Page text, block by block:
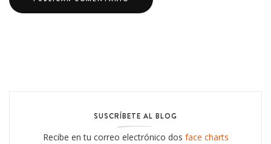
SUSCRÍBETE AL BLOG
Recibe en tu correo electrónico dos face charts